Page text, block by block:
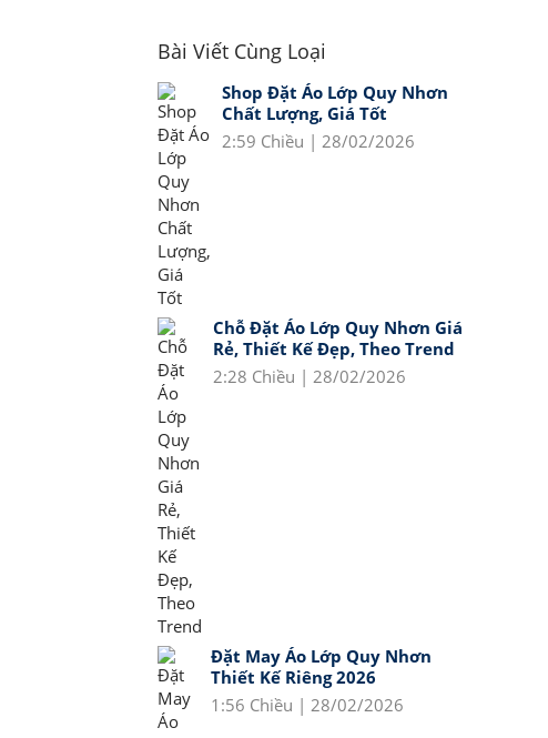
Bài Viết Cùng Loại
Shop Đặt Áo Lớp Quy Nhơn
Chất Lượng, Giá Tốt
2:59 Chiều | 28/02/2026
Chỗ Đặt Áo Lớp Quy Nhơn Giá
Rẻ, Thiết Kế Đẹp, Theo Trend
2:28 Chiều | 28/02/2026
Đặt May Áo Lớp Quy Nhơn
Thiết Kế Riêng 2026
1:56 Chiều | 28/02/2026